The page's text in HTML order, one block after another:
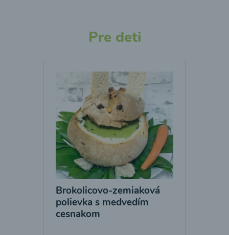
Pre deti
Brokolicovo-zemiaková
polievka s medvedím
cesnakom